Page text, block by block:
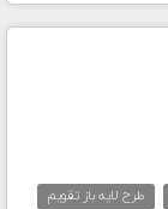
طرح لایه باز تقویم